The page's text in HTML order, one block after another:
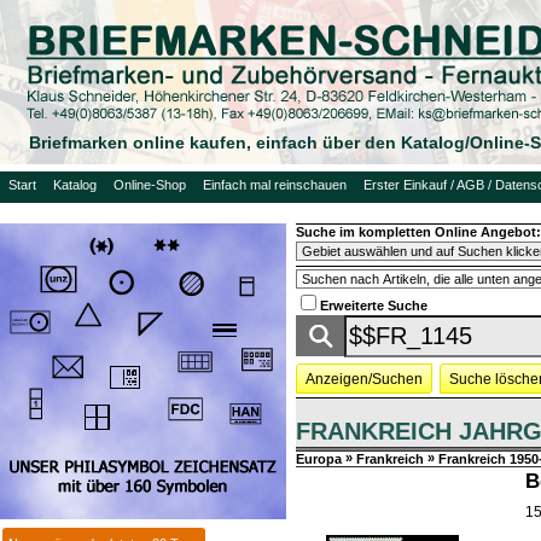
Briefmarken online kaufen, einfach über den Katalog/Online-
Start Katalog Online-Shop Einfach mal reinschauen Erster Einkauf / AGB /
Suche im kompletten Online Angebot:
Erweiterte Suche
Anzeigen/Suchen Suche
FRANKREICH
Europa » Frankreich » Frankreich